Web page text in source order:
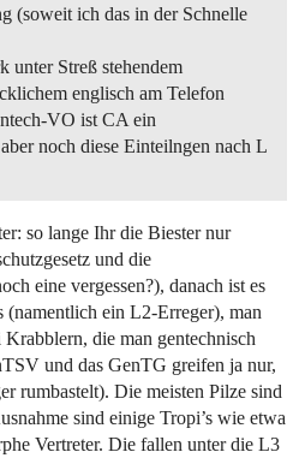
(soweit ich das in der Schnelle
unter Streß stehendem
englisch am Telefon
VO ist CA ein
noch diese Einteilngen nach L
so lange Ihr die Biester nur
und die
eine vergessen?), danach ist es
(namentlich ein L2-Erreger), man
die man gentechnisch
und das GenTG greifen ja nur,
rumbastelt). Die meisten Pilze sind
sind einige Tropi’s wie etwa
Vertreter. Die fallen unter die L3